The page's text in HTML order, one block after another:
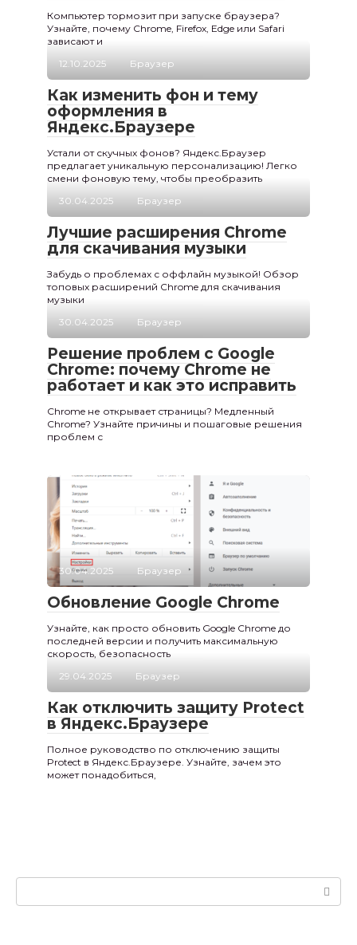
Компьютер тормозит при запуске браузера?
Узнайте, почему Chrome, Firefox, Edge или Safari
зависают и
12.10.2025
Браузер
Как изменить фон и тему
оформления в
Яндекс.Браузере
Устали от скучных фонов? Яндекс.Браузер
предлагает уникальную персонализацию! Легко
смени фоновую тему, чтобы преобразить
30.04.2025
Браузер
Лучшие расширения Chrome
для скачивания музыки
Забудь о проблемах с оффлайн музыкой! Обзор
топовых расширений Chrome для скачивания
музыки
30.04.2025
Браузер
Решение проблем с Google
Chrome: почему Chrome не
работает и как это исправить
Chrome не открывает страницы? Медленный
Chrome? Узнайте причины и пошаговые решения
проблем с
30.04.2025 Браузер
Обновление Google Chrome
Узнайте, как просто обновить Google Chrome до
последней версии и получить максимальную
скорость, безопасность
29.04.2025
Браузер
Как отключить защиту Protect
в Яндекс.Браузере
Полное руководство по отключению защиты
Protect в Яндекс.Браузере. Узнайте, зачем это
может понадобиться,